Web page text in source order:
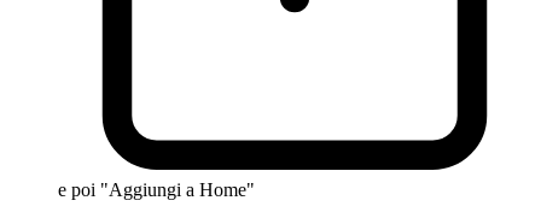
e poi "Aggiungi a Home"